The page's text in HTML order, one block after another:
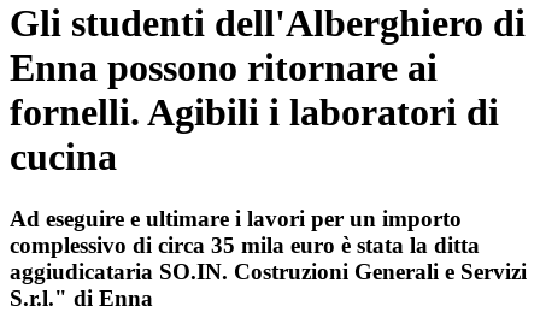
Gli studenti dell'Alberghiero di
Enna possono ritornare ai
fornelli. Agibili i laboratori di
cucina
Ad eseguire e ultimare i lavori per un importo
complessivo di circa 35 mila euro è stata la ditta
aggiudicataria SO.IN. Costruzioni Generali e Servizi
S.r.l." di Enna